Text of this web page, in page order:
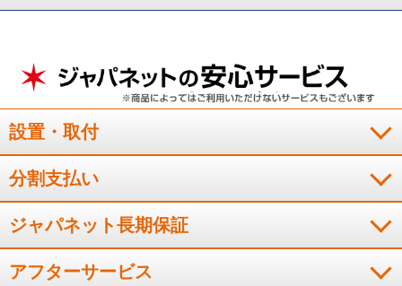
設置・取付
分割支払い
ジャパネット長期保証
アフターサービス